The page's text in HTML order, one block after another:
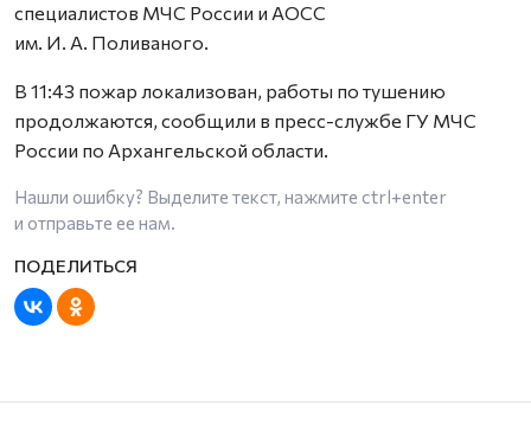
специалистов МЧС России и АОСС
им. И. А. Поливаного.
В 11:43 пожар локализован, работы по тушению
продолжаются, сообщили в пресс-службе ГУ МЧС
России по Архангельской области.
Нашли ошибку? Выделите текст, нажмите ctrl+enter
и отправьте ее нам.